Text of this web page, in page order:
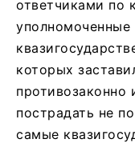
ответчиками по
которых
противозаконно
пострадать не
самые